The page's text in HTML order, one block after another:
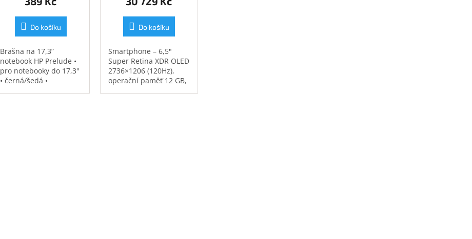
Do košíku
Brašna na 17,3”
notebook HP Prelude •
pro notebooky do 17,3"
• černá/šedá •
Do košíku
Smartphone – 6,5"
Super Retina XDR OLED
2736×1206 (120Hz),
operační paměť 12 GB,